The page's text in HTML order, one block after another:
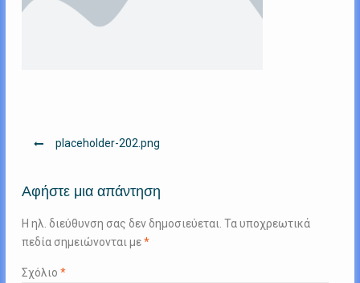
Πλοήγηση
placeholder-202.png
Αφήστε μια απάντηση
Η ηλ. διεύθυνση σας δεν δημοσιεύεται. Τα υποχρεωτικά
πεδία σημειώνονται με*
Σχόλιο *